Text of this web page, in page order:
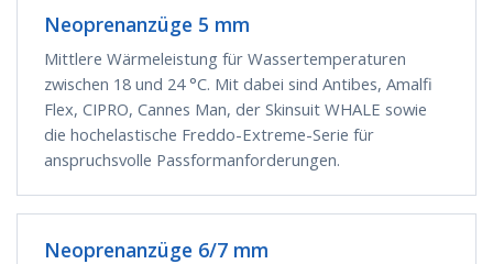
Neoprenanzüge 5 mm
Mittlere Wärmeleistung für Wassertemperaturen
zwischen 18 und 24 °C. Mit dabei sind Antibes, Amalfi
Flex, CIPRO, Cannes Man, der Skinsuit WHALE sowie
die hochelastische Freddo-Extreme-Serie für
anspruchsvolle Passformanforderungen.
Neoprenanzüge 6/7 mm